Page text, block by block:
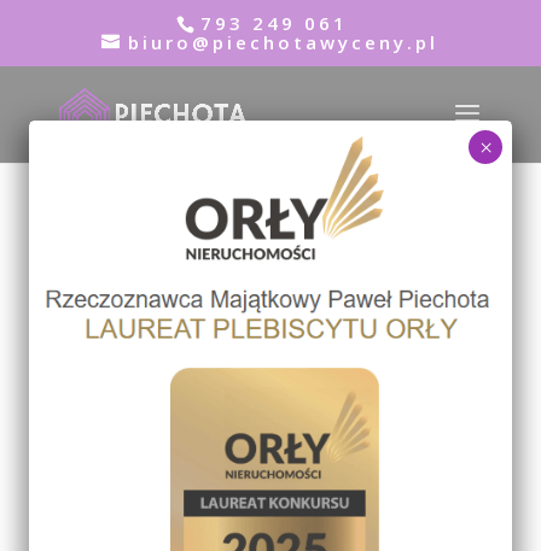
793 249 061
biuro@piechotawyceny.pl
Dostęp do drogi
publicznej
maj 19, 2023
×